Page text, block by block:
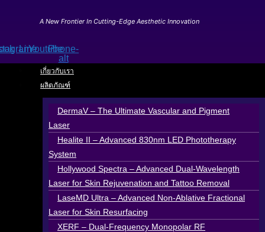
A New Frontier In Cutting-Edge Aesthetic Innovation
LineYoutubePhone-
alt
เกี่ยวกับเรา
ผลิตภัณฑ์
DermaV – The Ultimate Vascular and Pigment
Laser
Healite II – Advanced 830nm LED Phototherapy
System
Hollywood Spectra – Advanced Dual-Wavelength
Laser for Skin Rejuvenation and Tattoo Removal
LaseMD Ultra – Advanced Non-Ablative Fractional
Laser for Skin Resurfacing
XERF – Dual-Frequency Monopolar RF